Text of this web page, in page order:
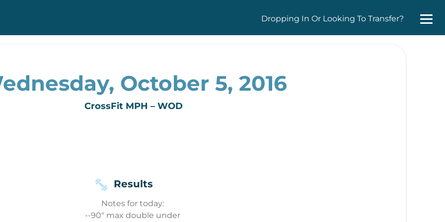
Dropping In Or Looking To Transfer?
October 5, 2016
CrossFit MPH – WOD
Results
Notes for today:
--90" max double under